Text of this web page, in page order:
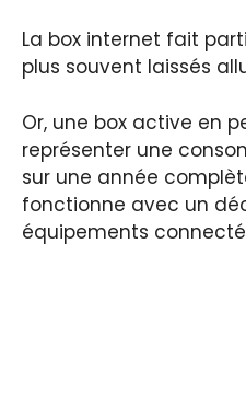
La box internet fait
plus souvent laissés
Or, une box active en
représenter une
sur une année
fonctionne avec un
équipements